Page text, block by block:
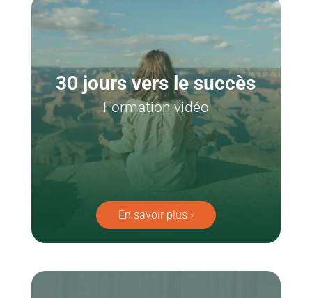
30 jours vers le succès
Formation vidéo
En savoir plus ›